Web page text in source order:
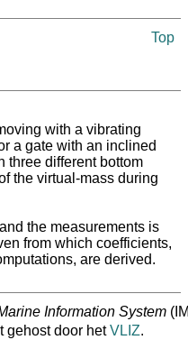
Top
with a vibrating
a gate with an inclined
three different bottom
the virtual-mass during
the measurements is
from which coefficients,
are derived.
Information System
gehost door hetVLIZ.